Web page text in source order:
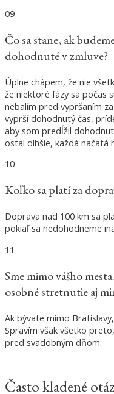
09
Čo sa stane, ak
dohodnuté v zmluve?
Úplne chápem, že nie
že niektoré fázy sa počas
nebalím pred vypršaním
vyprší dohodnutý čas,
aby som predĺžil
ostal dlhšie, každá načatá
10
Koľko sa platí za
Doprava nad 100 km sa
pokiaľ sa nedohodneme
11
Sme mimo vášho
osobné stretnutie aj
Ak bývate mimo
Spravím však všetko
pred svadobným dňom.
Často kladené